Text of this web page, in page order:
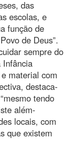
das
escolas, e
função de
de Deus”.
sempre do
Infância
material com
destaca-
tendo
além-
locais, com
que existem